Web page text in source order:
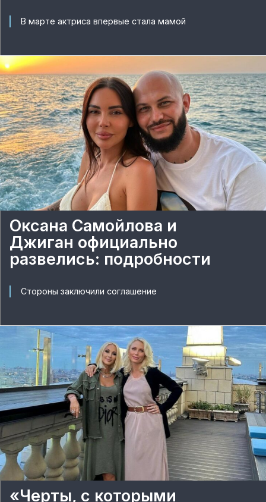
В марте актриса впервые стала мамой
Оксана Самойлова и
Джиган официально
развелись: подробности
Стороны заключили соглашение
«Черты, с которыми